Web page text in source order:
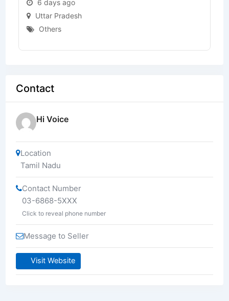
6 days ago
Uttar Pradesh
Others
Contact
Hi Voice
Location
Tamil Nadu
Contact Number
03-6868-5XXX
Click to reveal phone number
Message to Seller
Visit Website